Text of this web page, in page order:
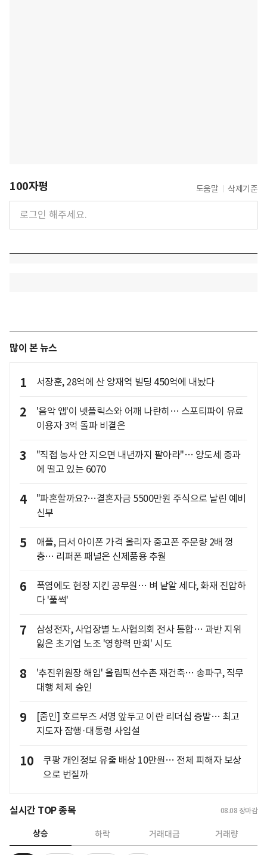
100자평 도움말 삭제기준
많이 본 뉴스
1 서장훈, 28억에 산 양재역 빌딩 450억에 내놨다
2
'음악 앱'이 넷플릭스와 어깨 나란히… 스포티파이 유료
이용자 3억 돌파 비결은
3
"직접 농사 안 지으면 내년까지 팔아라"… 양도세 중과
에 떨고 있는 6070
4
"파혼할까요?…결혼자금 5500만원 주식으로 날린 예비
신부
5
애플, 日서 아이폰 가격 올리자 중고폰 주문량 2배 껑
충… 리퍼폰 패널은 신제품용 추월
6
폭염에도 현장 지킨 공무원… 벼 낱알 세다, 화재 진압하
다 '풀썩'
7
삼성전자, 사업장별 노사협의회 전사 통합… 과반 지위
잃은 초기업 노조 '영향력 만회' 시도
8
'추진위원장 해임' 올림픽선수촌 재건축… 송파구, 직무
대행 체제 승인
9
[줌인] 호르무즈 서명 앞두고 이란 리더십 증발… 최고
지도자 잠행·대통령 사임설
10
쿠팡 개인정보 유출 배상 10만원… 전체 피해자 보상
으로 번질까
실시간 TOP 종목 08.08 장마감
상승 하락 거래대금 거래량